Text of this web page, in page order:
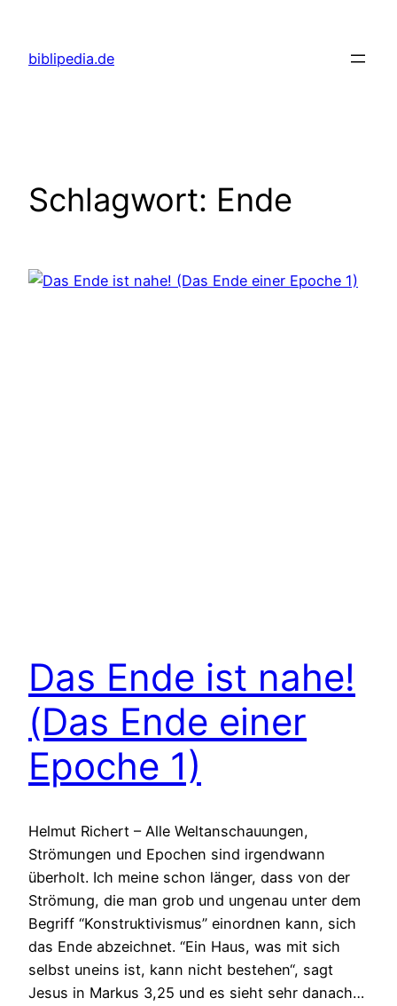
springen
biblipedia.de
Schlagwort: Ende
Das Ende ist nahe!
(Das Ende einer
Epoche 1)
Helmut Richert – Alle Weltanschauungen,
Strömungen und Epochen sind irgendwann
überholt. Ich meine schon länger, dass von der
Strömung, die man grob und ungenau unter dem
Begriff “Konstruktivismus” einordnen kann, sich
das Ende abzeichnet. “Ein Haus, was mit sich
selbst uneins ist, kann nicht bestehen“, sagt
Jesus in Markus 3,25 und es sieht sehr danach…